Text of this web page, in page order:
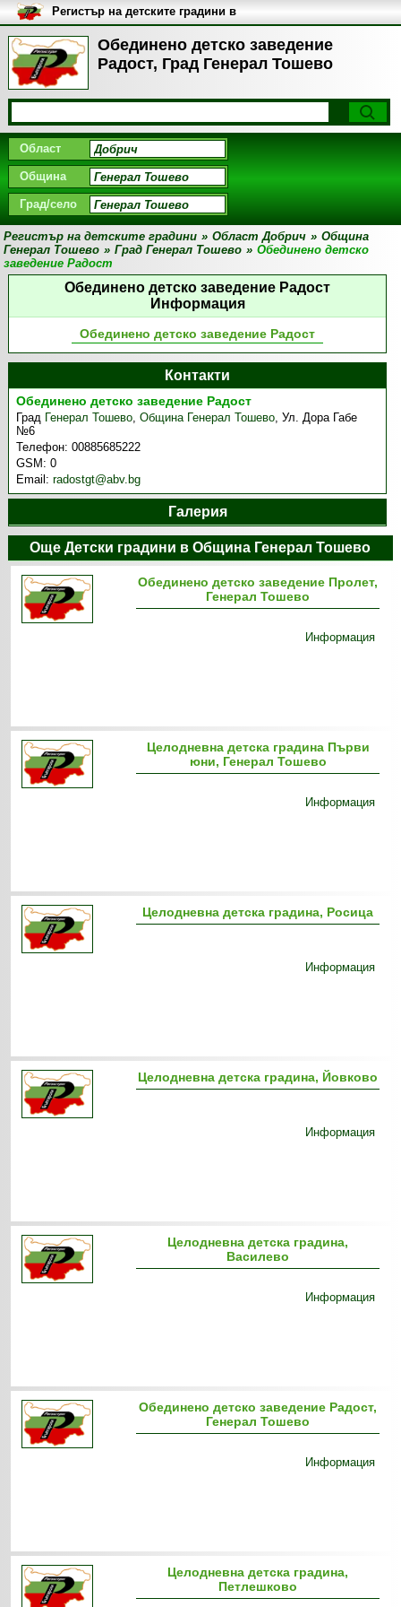
Обединено детско заведение
Радост, Град Генерал Тошево
Регистър на детските градини в
България
Област
Община
Град/село
Регистър на детските градини » Област Добрич » Община
Генерал Тошево » Град Генерал Тошево » Обединено детско
заведение Радост
Обединено детско заведение Радост
Информация
Обединено детско заведение Радост
Контакти
Обединено детско заведение Радост
Град Генерал Тошево,Община Генерал Тошево,Ул. Дора Габе
№6
Телефон:00885685222
GSM:0
Email:radostgt@abv.bg
Галерия
Още Детски градини в Община Генерал Тошево
Обединено детско заведение Пролет,
Генерал Тошево
Информация
Целодневна детска градина Първи
юни, Генерал Тошево
Информация
Целодневна детска градина, Росица
Информация
Целодневна детска градина, Йовково
Информация
Целодневна детска градина,
Василево
Информация
Обединено детско заведение Радост,
Генерал Тошево
Информация
Целодневна детска градина,
Петлешково